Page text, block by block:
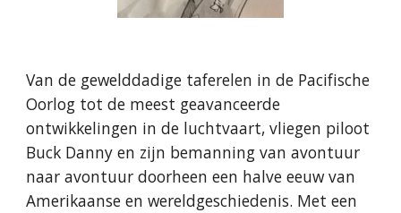
Van de gewelddadige taferelen in de Pacifische
Oorlog tot de meest geavanceerde
ontwikkelingen in de luchtvaart, vliegen piloot
Buck Danny en zijn bemanning van avontuur
naar avontuur doorheen een halve eeuw van
Amerikaanse en wereldgeschiedenis. Met een